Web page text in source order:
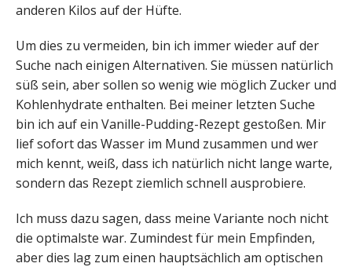
anderen Kilos auf der Hüfte.
Um dies zu vermeiden, bin ich immer wieder auf der
Suche nach einigen Alternativen. Sie müssen natürlich
süß sein, aber sollen so wenig wie möglich Zucker und
Kohlenhydrate enthalten. Bei meiner letzten Suche
bin ich auf ein Vanille-Pudding-Rezept gestoßen. Mir
lief sofort das Wasser im Mund zusammen und wer
mich kennt, weiß, dass ich natürlich nicht lange warte,
sondern das Rezept ziemlich schnell ausprobiere.
Ich muss dazu sagen, dass meine Variante noch nicht
die optimalste war. Zumindest für mein Empfinden,
aber dies lag zum einen hauptsächlich am optischen